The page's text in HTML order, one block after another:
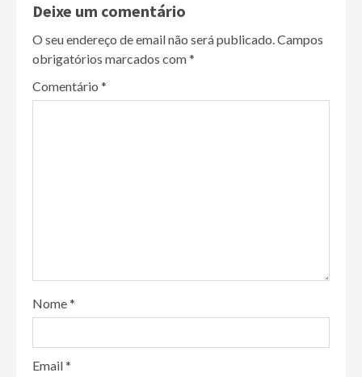
Deixe um comentário
O seu endereço de email não será publicado.Campos
obrigatórios marcados com*
Comentário *
Nome*
Email*